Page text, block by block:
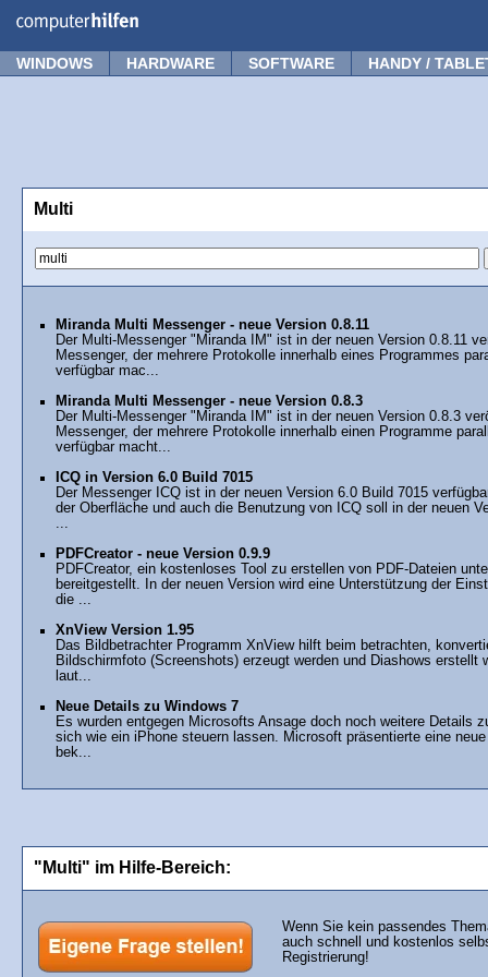
WINDOWS HARDWARE SOFTWARE HANDY /
Multi
Miranda Multi Messenger - neue Version 0.8.11
Der Multi-Messenger "Miranda IM" ist in der neuen Version 0.8.11
Messenger, der mehrere Protokolle innerhalb eines Programmes
verfügbar mac...
Miranda Multi Messenger - neue Version 0.8.3
Der Multi-Messenger "Miranda IM" ist in der neuen Version 0.8.3
Messenger, der mehrere Protokolle innerhalb einen Programme
verfügbar macht...
ICQ in Version 6.0 Build 7015
Der Messenger ICQ ist in der neuen Version 6.0 Build 7015
der Oberfläche und auch die Benutzung von ICQ soll in der neuen
PDFCreator - neue Version 0.9.9
PDFCreator, ein kostenloses Tool zu erstellen von PDF-Dateien
bereitgestellt. In der neuen Version wird eine Unterstützung der
die ...
XnView Version 1.95
Das Bildbetrachter Programm XnView hilft beim betrachten,
Bildschirmfoto (Screenshots) erzeugt werden und Diashows erstellt
laut...
Neue Details zu Windows 7
Es wurden entgegen Microsofts Ansage doch noch weitere Details
sich wie ein iPhone steuern lassen. Microsoft präsentierte eine
bek...
"Multi" im Hilfe-Bereich:
Wenn Sie kein passendes
auch schnell und kostenlos
Registrierung!